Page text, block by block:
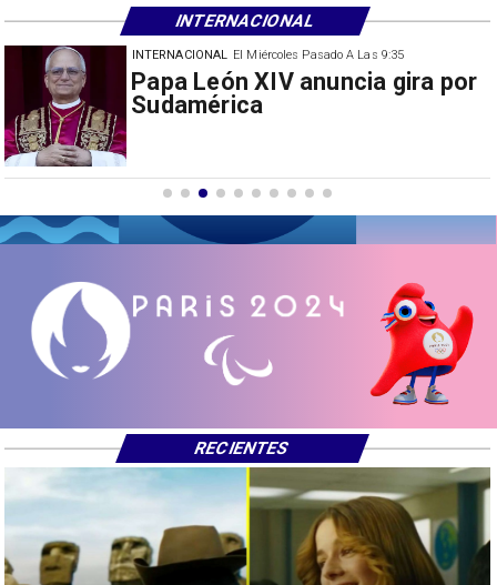
El Miércoles Pasado A Las 9:35
China restringe exportación de
drones a EEUU y sanciona
INTERNACIONAL
INTERNACIONAL
RECIENTES